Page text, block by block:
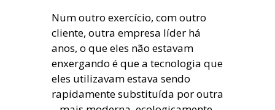
Num outro exercício, com outro
cliente, outra empresa líder há
anos, o que eles não estavam
enxergando é que a tecnologia que
eles utilizavam estava sendo
rapidamente substituída por outra